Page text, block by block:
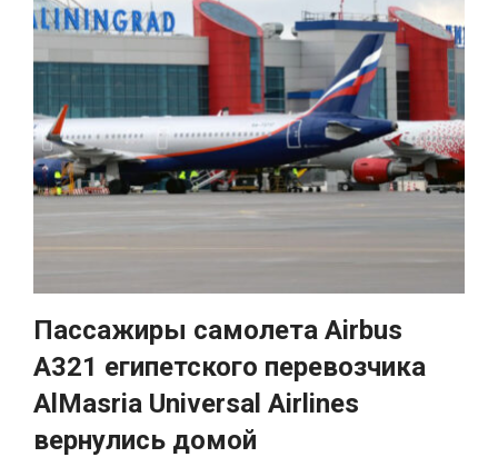
Пассажиры самолета Airbus
A321 египетского перевозчика
AlMasria Universal Airlines
вернулись домой